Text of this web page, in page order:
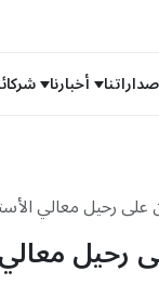
أخبارنا
على رحيل معالي
رحيل